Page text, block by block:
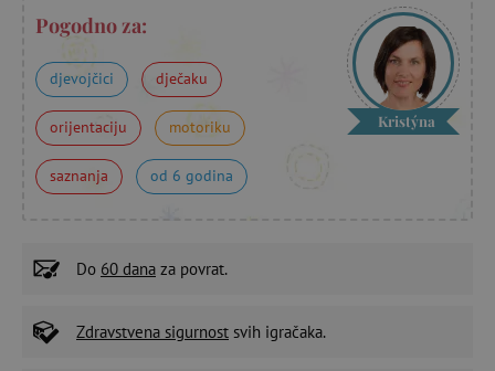
Pogodno za:
djevojčici dječaku
orijentaciju motoriku
saznanja od 6 godina
Kristýna
Do 60 dana za povrat.
Zdravstvena sigurnost svih igračaka.